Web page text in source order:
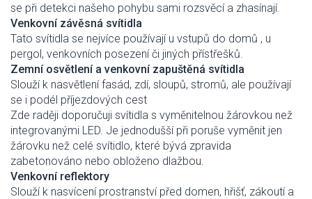
se při detekci našeho pohybu sami rozsvěcí a zhasínají.
Venkovní závěsná svítidla
Tato svítidla se nejvíce používají u vstupů do domů , u
pergol, venkovních posezení či jiných přístřešků.
Zemní osvětlení a venkovní zapuštěná svítidla
Slouží k nasvětlení fasád, zdí, sloupů, stromů, ale používají
se i podél příjezdových cest
Zde raději doporučuji svítidla s vyměnitelnou žárovkou než
integrovanými LED. Je jednodušší při poruše vyměnit jen
žárovku než celé svítidlo, které bývá zpravida
zabetonováno nebo obloženo dlažbou.
Venkovní reflektory
Slouží k nasvícení prostranství před domen, hřišť, zákoutí a